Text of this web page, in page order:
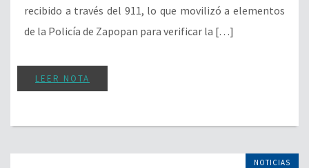
recibido a través del 911, lo que movilizó a elementos
de la Policía de Zapopan para verificar la […]
LEER NOTA
NOTICIAS